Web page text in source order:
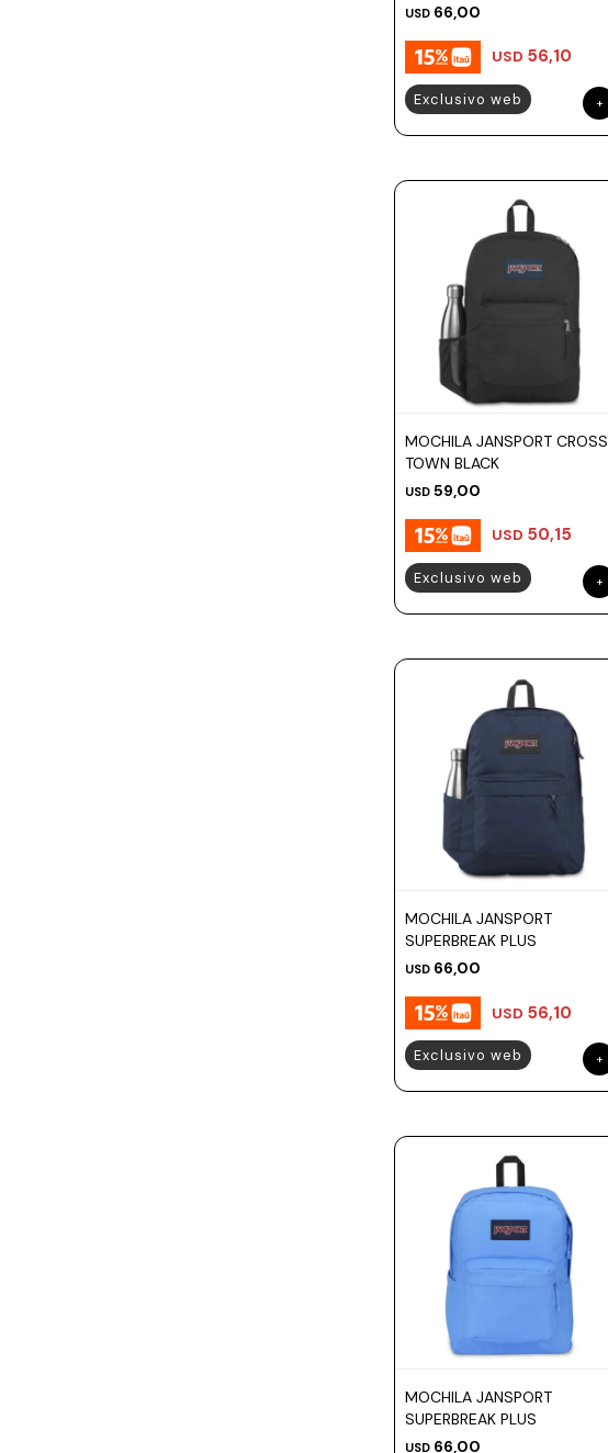
USD 66,00
USD 56,10
Exclusivo web
MOCHILA JANSPORT CROSS
TOWN BLACK
USD 59,00
USD 50,15
Exclusivo web
MOCHILA JANSPORT
SUPERBREAK PLUS
USD 66,00
USD 56,10
Exclusivo web
MOCHILA JANSPORT
SUPERBREAK PLUS
USD 66,00